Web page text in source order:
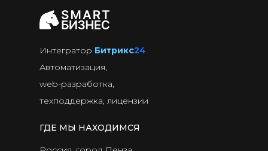
Интегратор Битрикс24
Автоматизация,
web-разработка,
техподдержка, лицензии
ГДЕ МЫ НАХОДИМСЯ